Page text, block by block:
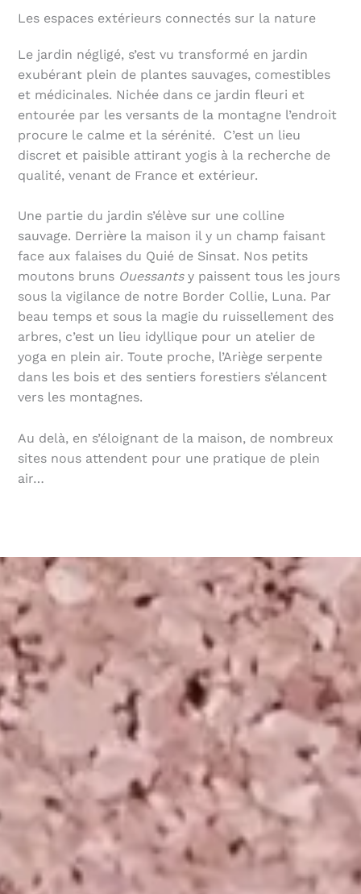
Les espaces extérieurs connectés sur la nature
Le jardin négligé, s’est vu transformé en jardin
exubérant plein de plantes sauvages, comestibles
et médicinales. Nichée dans ce jardin fleuri et
entourée par les versants de la montagne l’endroit
procure le calme et la sérénité. C’est un lieu
discret et paisible attirant yogis à la recherche de
qualité, venant de France et extérieur.
Une partie du jardin s’élève sur une colline
sauvage. Derrière la maison il y un champ faisant
face aux falaises du Quié de Sinsat. Nos petits
moutons bruns Ouessantsy paissent tous les jours
sous la vigilance de notre Border Collie, Luna. Par
beau temps et sous la magie du ruissellement des
arbres, c’est un lieu idyllique pour un atelier de
yoga en plein air. Toute proche, l’Ariège serpente
dans les bois et des sentiers forestiers s’élancent
vers les montagnes.
Au delà, en s’éloignant de la maison, de nombreux
sites nous attendent pour une pratique de plein
air…